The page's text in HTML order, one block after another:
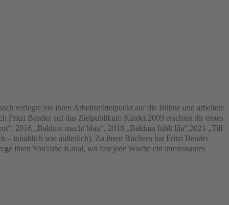
verlegte Sie ihren Arbeitsmittelpunkt auf die Bühne und arbeitete
Fritzi Bender auf das Zielpublikum Kinder.2009 erschien ihr erstes
2016 „Balduin macht blau“, 2018 „Balduin fühlt lila“,2021 „Till
– inhaltlich wie äußerlich). Zu ihren Büchern hat Fritzi Bender
ihren YouTube Kanal, wo fast jede Woche ein interessantes